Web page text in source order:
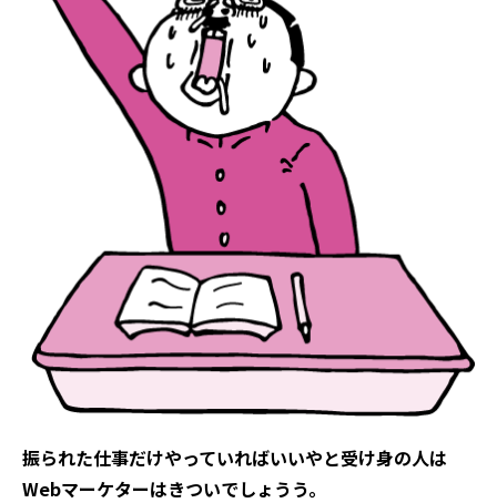
振られた仕事だけやっていればいいやと受け身の人は
Webマーケターはきついでしょうう。